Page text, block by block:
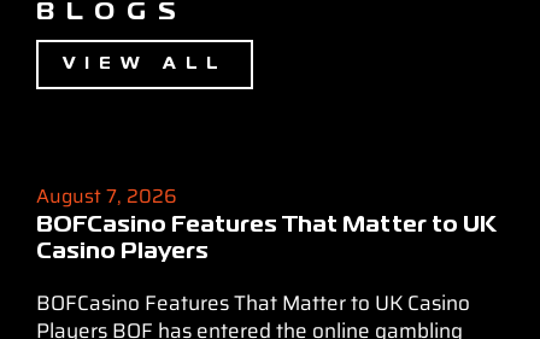
BLOGS
VIEW ALL
August 7, 2026
BOFCasino Features That Matter to UK
Casino Players
BOFCasino Features That Matter to UK Casino
Players BOF has entered the online gambling